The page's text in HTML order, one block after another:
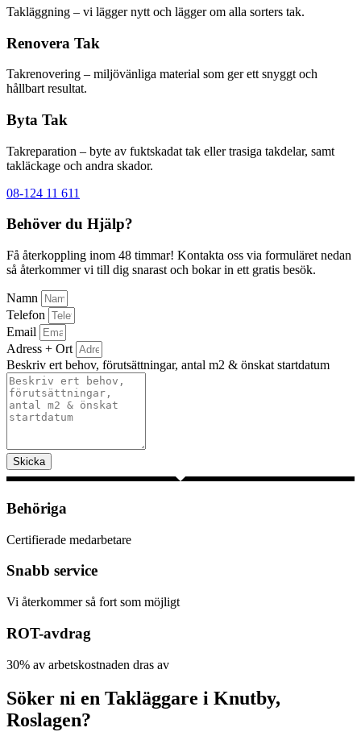
Takläggning – vi lägger nytt och lägger om alla sorters tak.
Renovera Tak
Takrenovering – miljövänliga material som ger ett snyggt och
hållbart resultat.
Byta Tak
Takreparation – byte av fuktskadat tak eller trasiga takdelar, samt
takläckage och andra skador.
08-124 11 611
Behöver du Hjälp?
Få återkoppling inom 48 timmar! Kontakta oss via formuläret nedan
så återkommer vi till dig snarast och bokar in ett gratis besök.
Namn
Telefon
Email
Adress + Ort
Beskriv ert behov, förutsättningar, antal m2 & önskat startdatum
Skicka
Behöriga
Certifierade medarbetare
Snabb service
Vi återkommer så fort som möjligt
ROT-avdrag
30% av arbetskostnaden dras av
Söker ni en Takläggare i Knutby,
Roslagen?